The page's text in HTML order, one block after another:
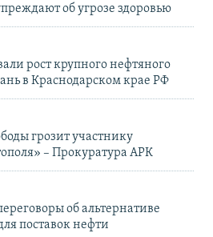
об угрозе здоровью
рост крупного нефтяного
в Краснодарском крае РФ
грозит участнику
– Прокуратура АРК
об альтернативе
поставок нефти